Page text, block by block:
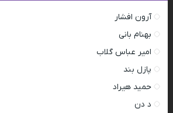
آرون افشار
بهنام بانی
امیر عباس گلاب
پازل بند
حمید هیراد
د دن